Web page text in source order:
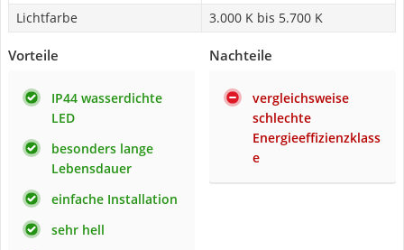
Lichtfarbe 3.000 K bis 5.700 K
Vorteile
IP44 wasserdichte
LED
besonders lange
Lebensdauer
einfache Installation
sehr hell
Nachteile
vergleichsweise
schlechte
Energieeffizienzklass
e